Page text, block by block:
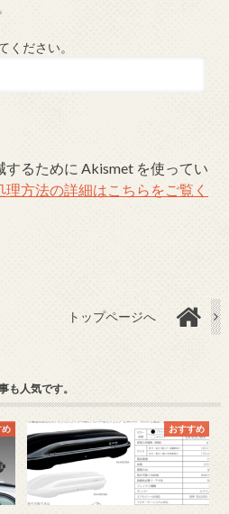
ください。
るために Akismet を使ってい
方法の詳細はこちらをご覧く
トップページへ
も人気です。
め おすすめ